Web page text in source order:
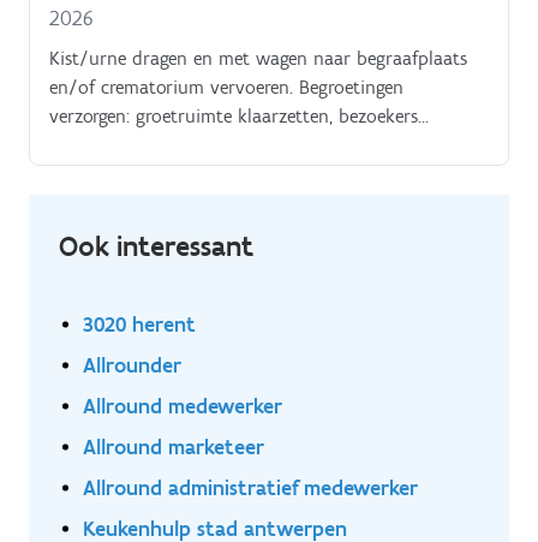
2026
Kist/urne dragen en met wagen naar begraafplaats
en/of crematorium vervoeren. Begroetingen
verzorgen: groetruimte klaarzetten, bezoekers
Ook interessant
3020 herent
Allrounder
Allround medewerker
Allround marketeer
Allround administratief medewerker
Keukenhulp stad antwerpen